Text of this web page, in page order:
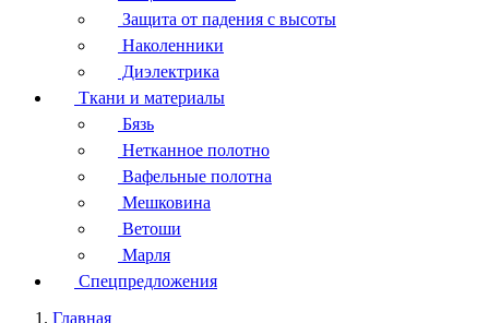
Защита от падения с высоты
Наколенники
Диэлектрика
Ткани и материалы
Бязь
Нетканное полотно
Вафельные полотна
Мешковина
Ветоши
Марля
Спецпредложения
Главная